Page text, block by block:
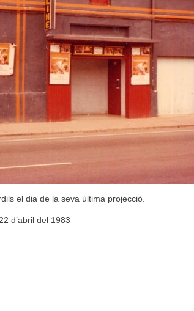
el dia de la seva última projecció.
d’abril del 1983